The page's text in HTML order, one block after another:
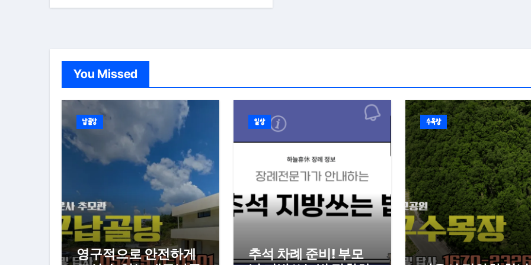
You Missed
납골당
영구적으로 안전하게
일상
추석 차례 준비! 부모
수목장